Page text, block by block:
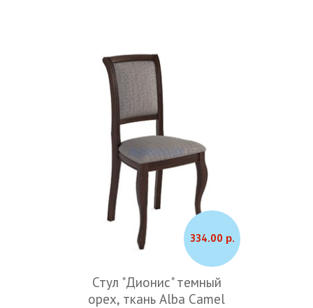
334.00 р.
Стул "Дионис" темный
орех, ткань Alba Camel